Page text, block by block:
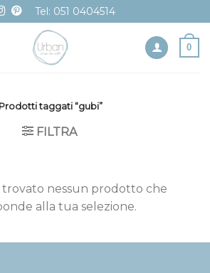
Tel: 051 0404514
0
Prodotti taggati “gubi”
FILTRA
trovato nessun prodotto che
alla tua selezione.